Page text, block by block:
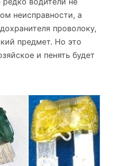
неисправности, а
проволоку,
предмет. Но это
и пенять будет